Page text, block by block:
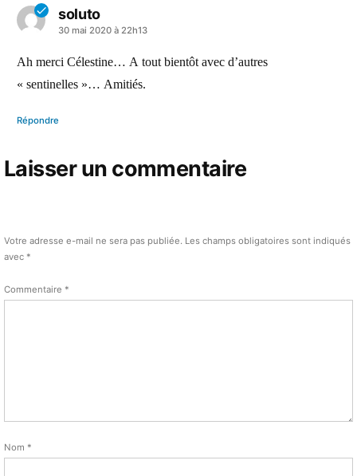
soluto
a
dit :
30 mai 2020 à 22h13
Ah merci Célestine… A tout bientôt avec d’autres
« sentinelles »… Amitiés.
Répondre
Laisser un commentaire
Votre adresse e-mail ne sera pas publiée. Les champs obligatoires sont indiqués
avec *
Commentaire *
Nom *